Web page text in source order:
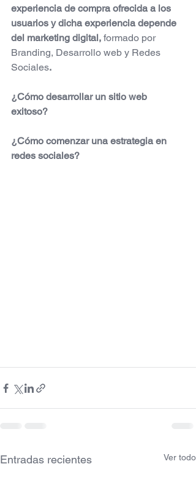
experiencia de compra ofrecida a los
usuarios y dicha experiencia depende
del marketing digital, formado por
Branding, Desarrollo web y Redes
Sociales.
¿Cómo desarrollar un sitio web
exitoso?
¿Cómo comenzar una estrategia en
redes sociales?
Entradas recientes Ver todo